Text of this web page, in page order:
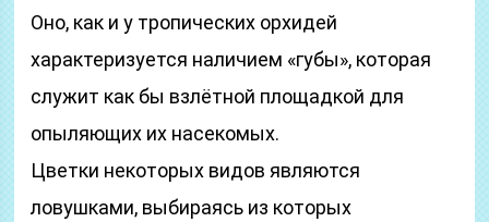
Оно, как и у тропических орхидей
характеризуется наличием «губы», которая
служит как бы взлётной площадкой для
опыляющих их насекомых.
Цветки некоторых видов являются
ловушками, выбираясь из которых